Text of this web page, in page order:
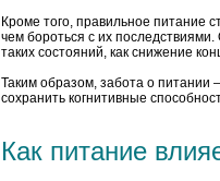
Кроме того, правильное питание
чем бороться с их последствиями.
таких состояний, как снижение
Таким образом, забота о питании
сохранить когнитивные
Как питание